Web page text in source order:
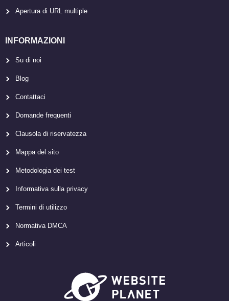
Apertura di URL multiple
INFORMAZIONI
Su di noi
Blog
Contattaci
Domande frequenti
Clausola di riservatezza
Mappa del sito
Metodologia dei test
Informativa sulla privacy
Termini di utilizzo
Normativa DMCA
Articoli